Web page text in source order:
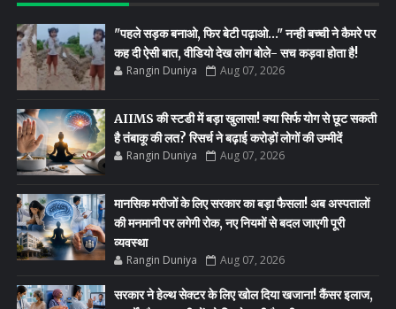
"पहले सड़क बनाओ, फिर बेटी पढ़ाओ..." नन्ही बच्ची ने कैमरे पर
कह दी ऐसी बात, वीडियो देख लोग बोले- सच कड़वा होता है!
Rangin Duniya Aug 07, 2026
AIIMS की स्टडी में बड़ा खुलासा! क्या सिर्फ योग से छूट सकती
है तंबाकू की लत? रिसर्च ने बढ़ाई करोड़ों लोगों की उम्मीदें
Rangin Duniya Aug 07, 2026
मानसिक मरीजों के लिए सरकार का बड़ा फैसला! अब अस्पतालों
की मनमानी पर लगेगी रोक, नए नियमों से बदल जाएगी पूरी
व्यवस्था
Rangin Duniya Aug 07, 2026
सरकार ने हेल्थ सेक्टर के लिए खोल दिया खजाना! कैंसर इलाज,